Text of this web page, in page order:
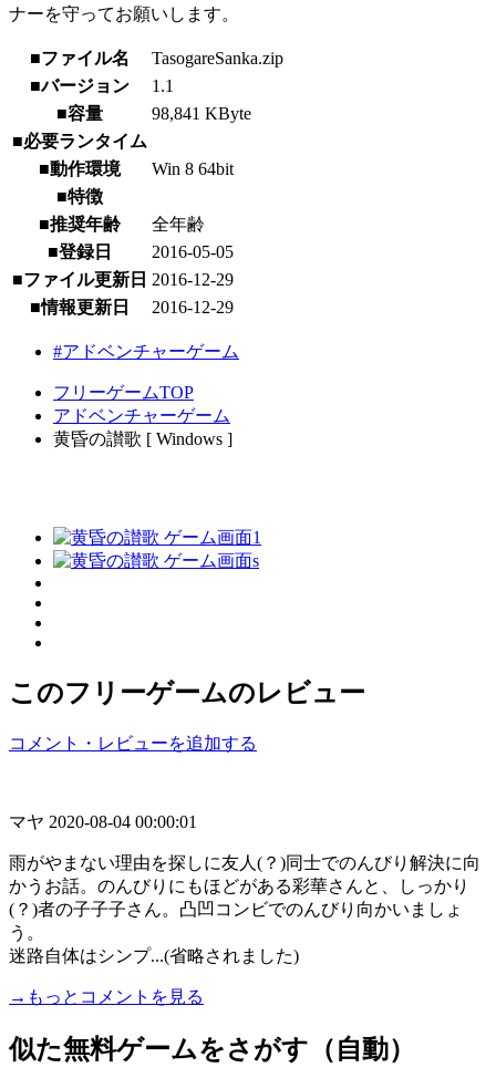
ナーを守ってお願いします。
■ファイル名
TasogareSanka.zip
■バージョン
1.1
■容量
98,841 KByte
■必要ランタイム
■動作環境
Win 8 64bit
■特徴
■推奨年齢
全年齢
■登録日
2016-05-05
■ファイル更新日 2016-12-29
■情報更新日
2016-12-29
#アドベンチャーゲーム
フリーゲームTOP
アドベンチャーゲーム
黄昏の讃歌 [ Windows ]
このフリーゲームのレビュー
コメント・レビューを追加する
マヤ 2020-08-04 00:00:01
雨がやまない理由を探しに友人(？)同士でのんびり解決に向
かうお話。のんびりにもほどがある彩華さんと、しっかり
(？)者の子子子さん。凸凹コンビでのんびり向かいましょ
う。
迷路自体はシンプ...(省略されました)
→もっとコメントを見る
似た無料ゲームをさがす（自動）